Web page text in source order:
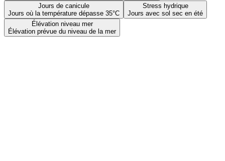
Jours de canicule
Jours où la température dépasse 35°C
Stress hydrique
Jours avec sol sec en été
Élévation niveau mer
Élévation prévue du niveau de la mer